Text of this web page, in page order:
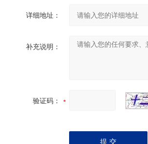
详细地址：
补充说明：
验证码：